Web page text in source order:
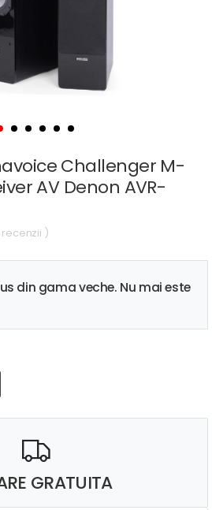
Challenger M-
AV Denon AVR-
recenzii )
din gama veche. Nu mai este
GRATUITA